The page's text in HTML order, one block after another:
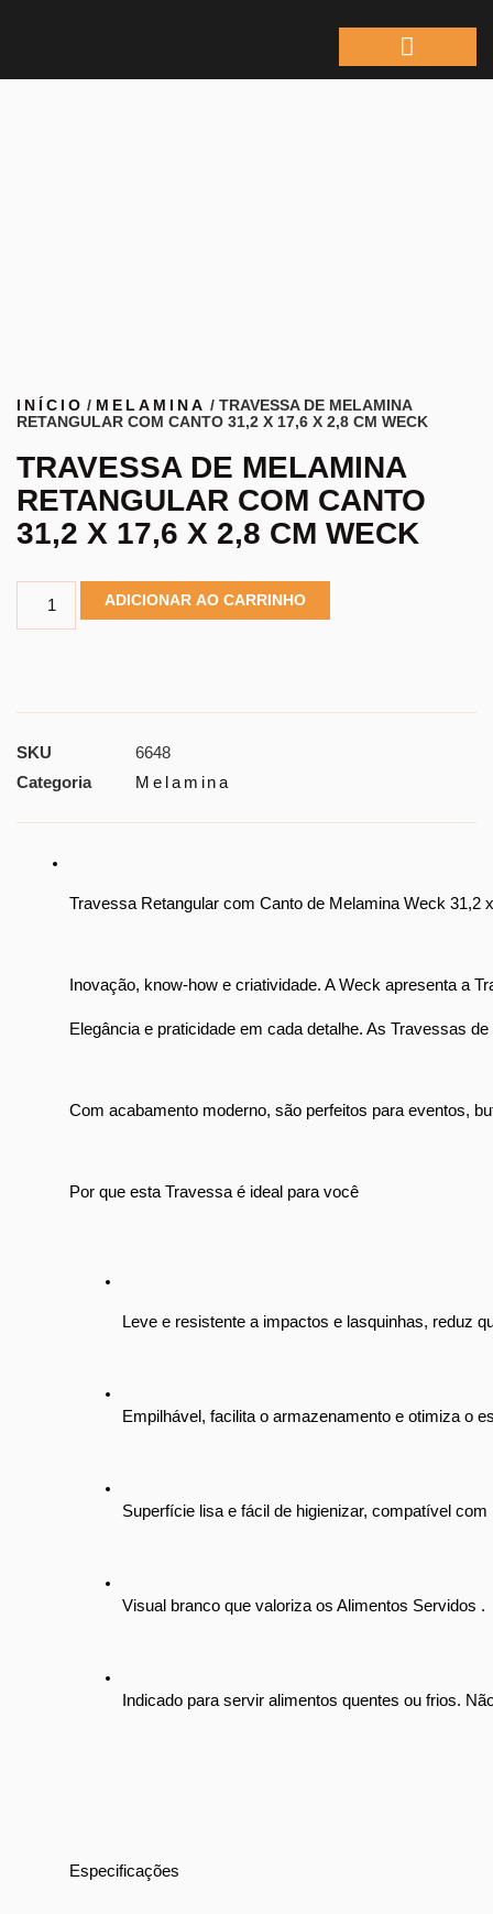
INÍCIO / MELAMINA / TRAVESSA DE MELAMINA
RETANGULAR COM CANTO 31,2 X 17,6 X 2,8 CM WECK
TRAVESSA DE MELAMINA
RETANGULAR COM CANTO
31,2 X 17,6 X 2,8 CM WECK
ADICIONAR AO CARRINHO
SKU
6648
Categoria
Melamina
Travessa Retangular com Canto de Melamina Weck 31,2
Inovação, know-how e criatividade. A Weck apresenta a
Elegância e praticidade em cada detalhe. As Travessas
Com acabamento moderno, são perfeitos para eventos,
Por que esta Travessa é ideal para você
Leve e resistente a impactos e lasquinhas, reduz
Empilhável, facilita o armazenamento e otimiza o
Superfície lisa e fácil de higienizar, compatível
Visual branco que valoriza os Alimentos Servidos .
Indicado para servir alimentos quentes ou frios.
Especificações